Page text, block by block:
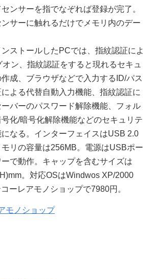
ンサーを指でなぞれば登録が完了。
サーに触れるだけでメモリ内のデー
ストールしたPCでは、指紋認証によ
ン、指紋認証をすると現れるセキュ
成、ブラウザなどで入力するID/パス
よる代替自動入力機能、指紋認証に
バーのパスワード解除機能、フォル
化/暗号化解除機能などのセキュリテ
なる。インターフェイスはUSB 2.0
リの容量は256MB。電源はUSBポー
ーで動作。キャップを含むサイズは
。対応OSはWindwos XP/2000
ーレアモノショップで7980円。
モノショップ